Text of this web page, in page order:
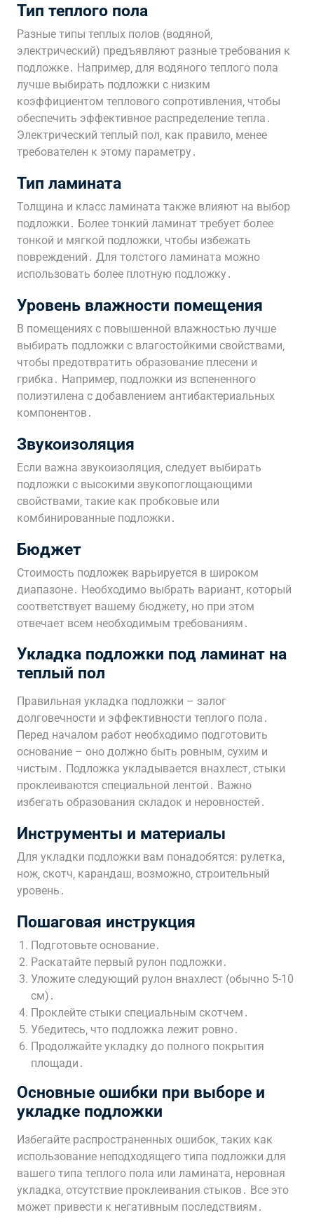
Тип теплого пола
Разные типы теплых полов (водяной‚
электрический) предъявляют разные требования к
подложке․ Например‚ для водяного теплого пола
лучше выбирать подложки с низким
коэффициентом теплового сопротивления‚ чтобы
обеспечить эффективное распределение тепла․
Электрический теплый пол‚ как правило‚ менее
требователен к этому параметру․
Тип ламината
Толщина и класс ламината также влияют на выбор
подложки․ Более тонкий ламинат требует более
тонкой и мягкой подложки‚ чтобы избежать
повреждений․ Для толстого ламината можно
использовать более плотную подложку․
Уровень влажности помещения
В помещениях с повышенной влажностью лучше
выбирать подложки с влагостойкими свойствами‚
чтобы предотвратить образование плесени и
грибка․ Например‚ подложки из вспененного
полиэтилена с добавлением антибактериальных
компонентов․
Звукоизоляция
Если важна звукоизоляция‚ следует выбирать
подложки с высокими звукопоглощающими
свойствами‚ такие как пробковые или
комбинированные подложки․
Бюджет
Стоимость подложек варьируется в широком
диапазоне․ Необходимо выбрать вариант‚ который
соответствует вашему бюджету‚ но при этом
отвечает всем необходимым требованиям․
Укладка подложки под ламинат на
теплый пол
Правильная укладка подложки – залог
долговечности и эффективности теплого пола․
Перед началом работ необходимо подготовить
основание – оно должно быть ровным‚ сухим и
чистым․ Подложка укладывается внахлест‚ стыки
проклеиваются специальной лентой․ Важно
избегать образования складок и неровностей․
Инструменты и материалы
Для укладки подложки вам понадобятся: рулетка‚
нож‚ скотч‚ карандаш‚ возможно‚ строительный
уровень․
Пошаговая инструкция
Подготовьте основание․
Раскатайте первый рулон подложки․
Уложите следующий рулон внахлест (обычно 5-10
см)․
Проклейте стыки специальным скотчем․
Убедитесь‚ что подложка лежит ровно․
Продолжайте укладку до полного покрытия
площади․
Основные ошибки при выборе и
укладке подложки
Избегайте распространенных ошибок‚ таких как
использование неподходящего типа подложки для
вашего типа теплого пола или ламината‚ неровная
укладка‚ отсутствие проклеивания стыков․ Все это
может привести к негативным последствиям․